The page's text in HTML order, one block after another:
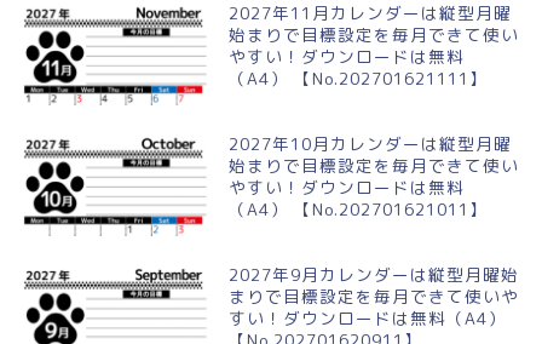
2027年11月カレンダーは縦型月曜
始まりで目標設定を毎月できて使い
やすい！ダウンロードは無料
（A4） 【No.202701621111】
2027年10月カレンダーは縦型月曜
始まりで目標設定を毎月できて使い
やすい！ダウンロードは無料
（A4） 【No.202701621011】
2027年9月カレンダーは縦型月曜始
まりで目標設定を毎月できて使いや
すい！ダウンロードは無料（A4）